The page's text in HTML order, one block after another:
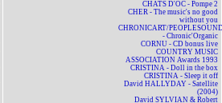
CHATS D'OC - Pompe 2
CHER - The music's no good
without you
CHRONICART/
- Chronic'Organic
CORNU - CD bonus live
COUNTRY MUSIC
ASSOCIATION Awards 1993
CRISTINA - Doll in the box
CRISTINA - Sleep it off
David HALLYDAY - Satellite
(2004)
David SYLVIAN & Robert